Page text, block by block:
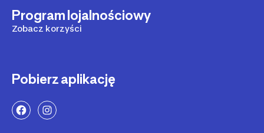
Program lojalnościowy
Zobacz korzyści
Pobierz aplikację